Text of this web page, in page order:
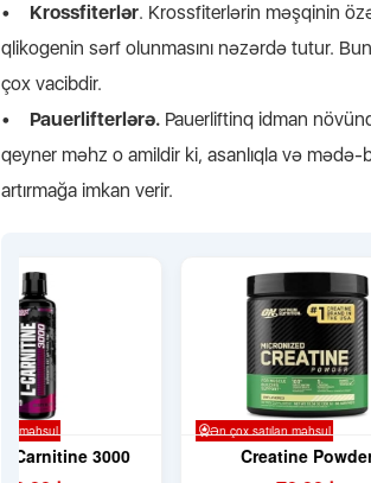
• Krossfiterlər. Krossfiterlərin məşqinin
qlikogenin sərf olunmasını nəzərdə tutur.
çox vacibdir.
• Pauerlifterlərə. Pauerliftinq idman
qeyner məhz o amildir ki, asanlıqla və
artırmağa imkan verir.